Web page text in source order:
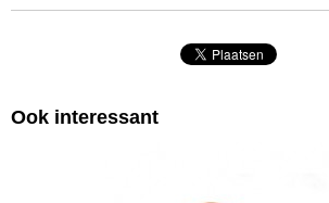
Ook interessant